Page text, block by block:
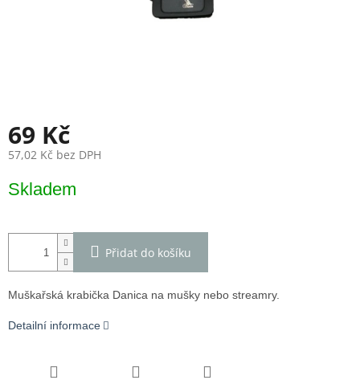
69 Kč
57,02 Kč bez DPH
cena:
Skladem
Přidat do košíku
Muškařská krabička Danica na mušky nebo streamry.
Detailní informace